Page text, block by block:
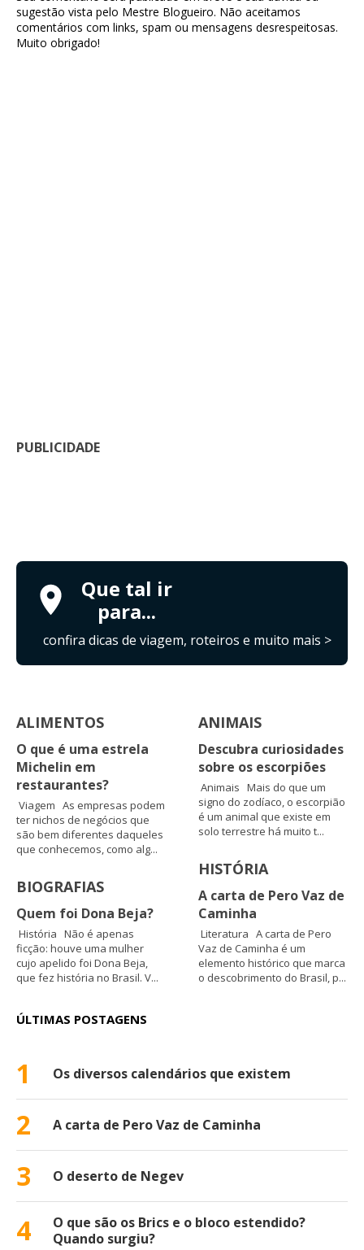
sugestão vista pelo Mestre Blogueiro. Não aceitamos
comentários com links, spam ou mensagens desrespeitosas.
Muito obrigado!
PUBLICIDADE
Que tal ir
para...
confira dicas de viagem, roteiros e muito mais >
ALIMENTOS
O que é uma estrela
Michelin em
restaurantes?
Viagem As empresas podem
ter nichos de negócios que
são bem diferentes daqueles
que conhecemos, como alg...
BIOGRAFIAS
Quem foi Dona Beja?
História Não é apenas
ficção: houve uma mulher
cujo apelido foi Dona Beja,
que fez história no Brasil. V...
ANIMAIS
Descubra curiosidades
sobre os escorpiões
Animais Mais do que um
signo do zodíaco, o escorpião
é um animal que existe em
solo terrestre há muito t...
HISTÓRIA
A carta de Pero Vaz de
Caminha
Literatura A carta de Pero
Vaz de Caminha é um
elemento histórico que marca
o descobrimento do Brasil, p...
ÚLTIMAS POSTAGENS
1 Os diversos calendários que existem
2 A carta de Pero Vaz de Caminha
3 O deserto de Negev
4
O que são os Brics e o bloco estendido?
Quando surgiu?